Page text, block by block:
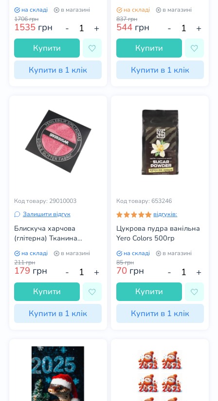
(ЗЕЛЕНИЙ)
на складі
в магазині
1706грн
1535 грн - +
Купити
Купити в 1 клік
на складі
в магазині
837грн
544 грн - +
Купити
Купити в 1 клік
Код товару: 29010003
Залишити відгук
Блискуча харчова
(глітерна) Тканина
замовлення)
на складі
в магазині
211грн
179 грн - +
Купити
Купити в 1 клік
Код товару: 653246
відгуків:
Цукрова пудра ванільна
Yero Colors 500гр
на складі
в магазині
85грн
70 грн - +
Купити
Купити в 1 клік